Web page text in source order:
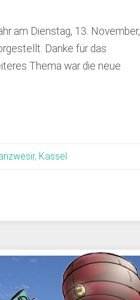
am Dienstag, 13. November,
Danke für das
Thema war die neue
, Kassel